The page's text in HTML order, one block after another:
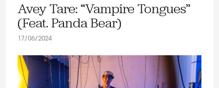
Avey Tare: “Vampire Tongues”
(Feat. Panda Bear)
17/06/2024